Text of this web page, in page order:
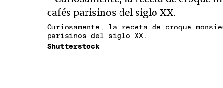
Curiosamente, la receta de croque
parisinos del siglo XX.
Shutterstock